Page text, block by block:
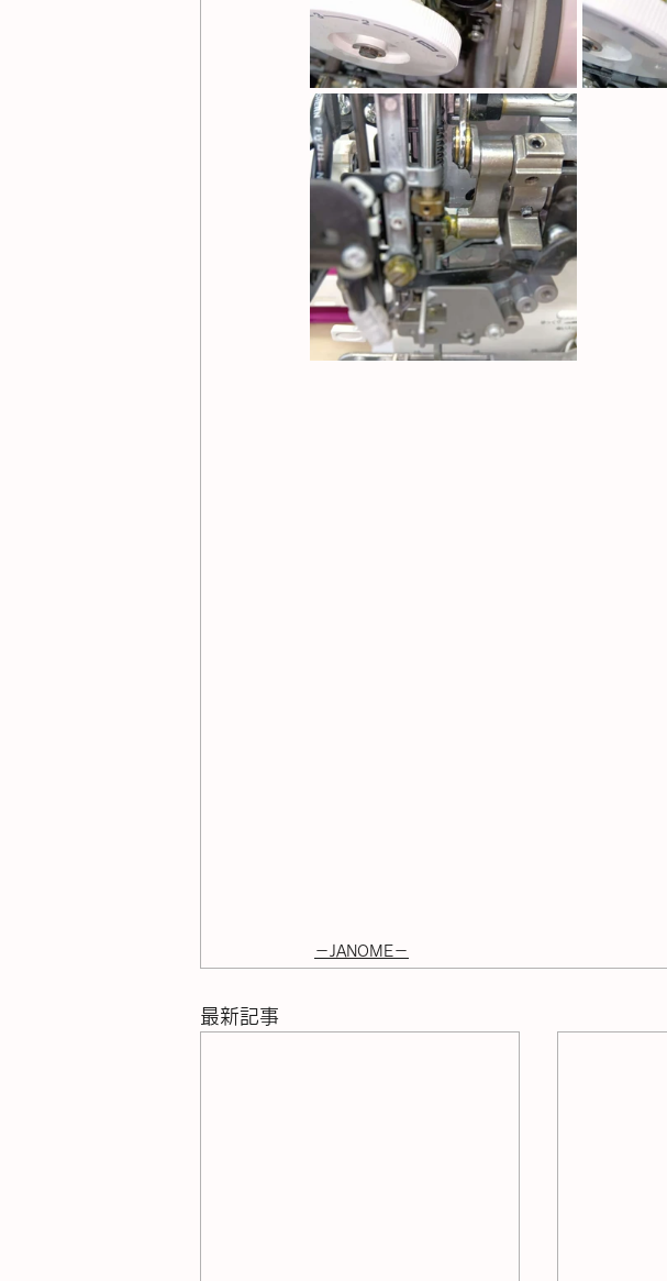
－JANOME－
最新記事